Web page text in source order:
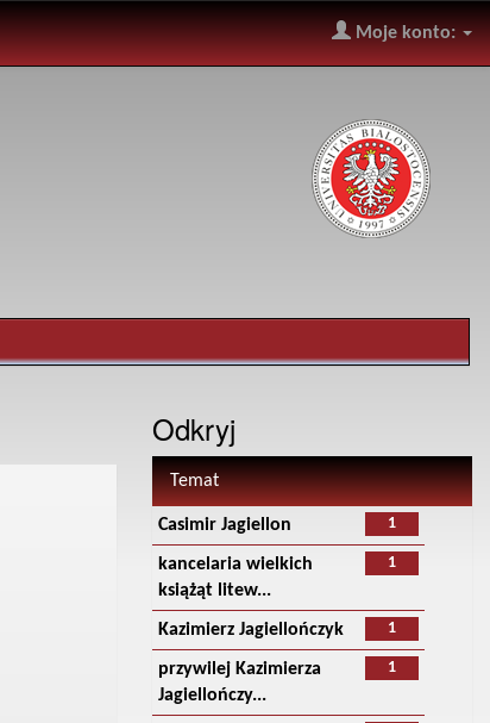
Moje konto:
Odkryj
Temat
1
Casimir Jagiellon
1
kancelaria wielkich
książąt litew...
1
Kazimierz Jagiellończyk
1
przywilej Kazimierza
Jagiellończy...